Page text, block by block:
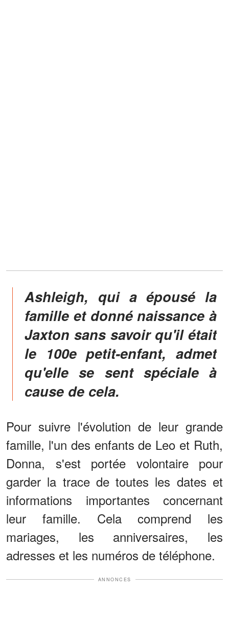
Ashleigh, qui a épousé la
famille et donné naissance à
Jaxton sans savoir qu'il était
le 100e petit-enfant, admet
qu'elle se sent spéciale à
cause de cela.
Pour suivre l'évolution de leur grande
famille, l'un des enfants de Leo et Ruth,
Donna, s'est portée volontaire pour
garder la trace de toutes les dates et
informations importantes concernant
leur famille. Cela comprend les
mariages, les anniversaires, les
adresses et les numéros de téléphone.
ANNONCES